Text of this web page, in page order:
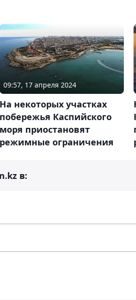
09:57, 17 апреля 2024
На некоторых участках
побережья Каспийского
моря приостановят
режимные ограничения
в: